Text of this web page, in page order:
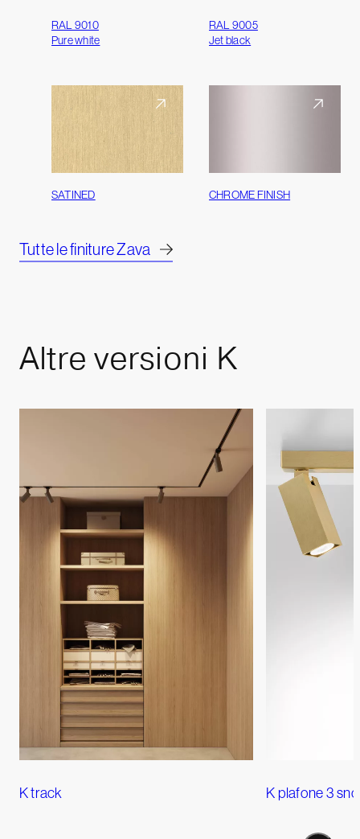
RAL 9010
Pure white
RAL 9005
Jet black
SATINED CHROME FINISH
Tutte le finiture Zava
Altre versioni K
K track K plafone 3